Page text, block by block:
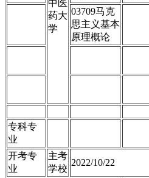
中医
药大
学
03709马克
思主义基本
原理概论
专科专
业
开考专
业
主考
学校
2022/10/22